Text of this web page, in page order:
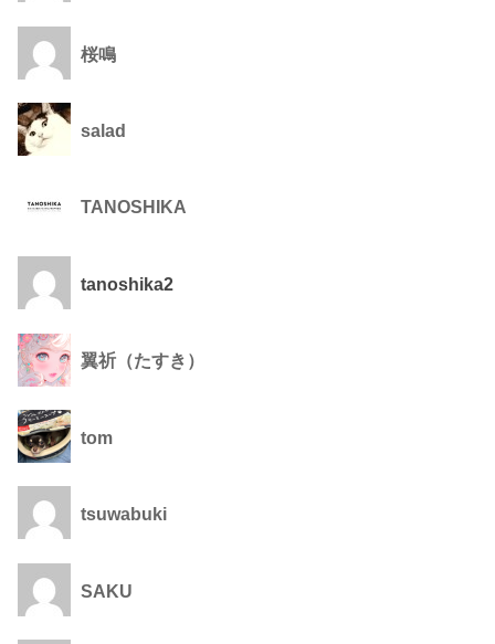
桜鳴
salad
TANOSHIKA
tanoshika2
翼祈（たすき）
tom
tsuwabuki
SAKU